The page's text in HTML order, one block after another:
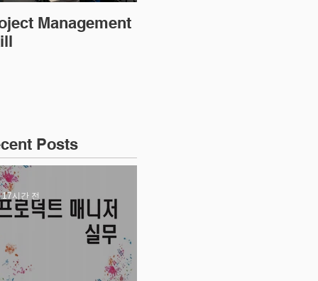
Management
Posts
17시간 전